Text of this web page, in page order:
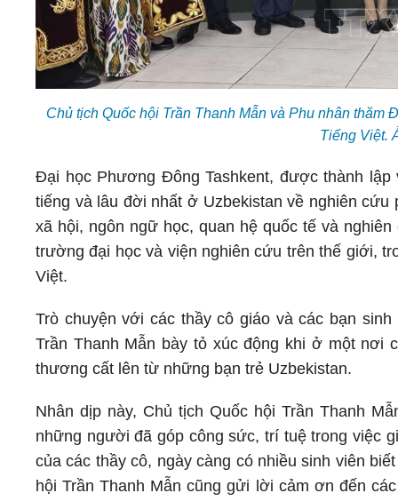
Chủ tịch Quốc hội Trần Thanh Mẫn và Phu nhân
Tiếng Việt.
Đại học Phương Đông Tashkent, được thành
tiếng và lâu đời nhất ở Uzbekistan về nghiên
xã hội, ngôn ngữ học, quan hệ quốc tế và
trường đại học và viện nghiên cứu trên thế giới,
Việt.
Trò chuyện với các thầy cô giáo và các bạn
Trần Thanh Mẫn bày tỏ xúc động khi ở một nơi
thương cất lên từ những bạn trẻ Uzbekistan.
Nhân dịp này, Chủ tịch Quốc hội Trần Thanh
những người đã góp công sức, trí tuệ trong việc
của các thầy cô, ngày càng có nhiều sinh viên
hội Trần Thanh Mẫn cũng gửi lời cảm ơn đến